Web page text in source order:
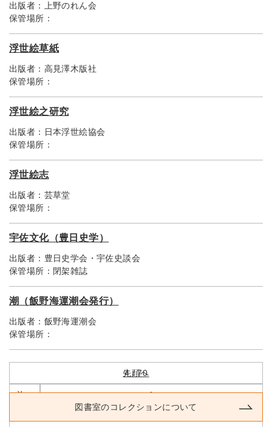
出版者： 上野のれん会
保管場所：
浮世絵草紙
出版者： 高見澤木版社
保管場所：
浮世絵之研究
出版者： 日本浮世絵協会
保管場所：
浮世絵志
出版者： 芸草堂
保管場所：
宇佐文化（豊日史学）
出版者： 豊日史学会・宇佐史談会
保管場所： 閉架雑誌
潮（飯野海運潮会発行）
出版者： 飯野海運潮会
保管場所：
4 / 70
先頭へ
前へ 1
図書室のコレクションについて